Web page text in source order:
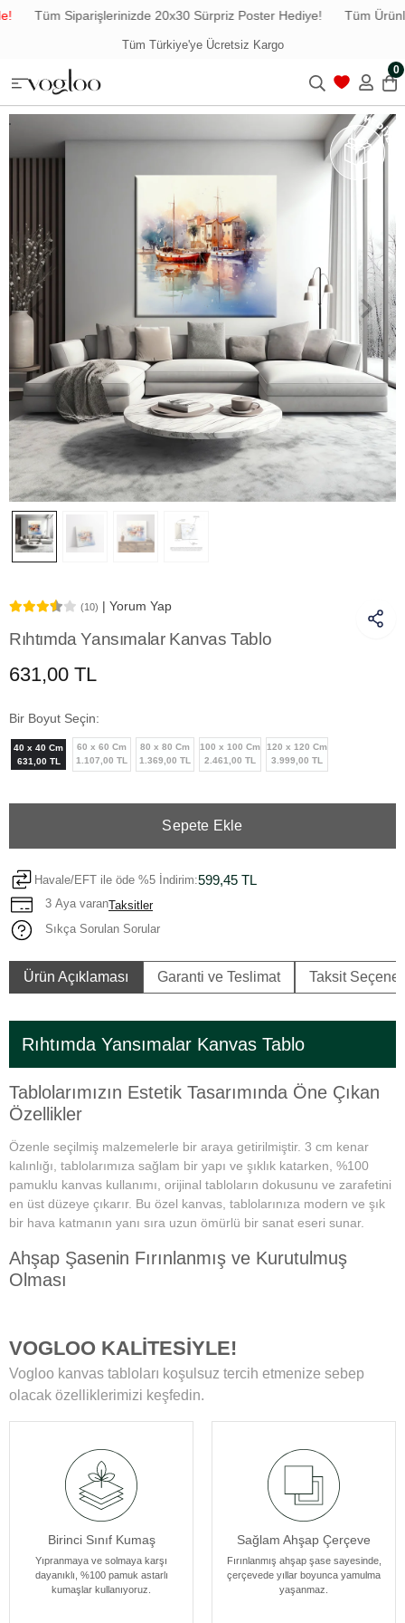
Tüm Siparişlerinizde 20x30 Sürpriz Poster Hediye! Tüm
Tüm Türkiye'ye Ücretsiz Kargo
0
(10) | Yorum Yap
Rıhtımda Yansımalar Kanvas Tablo
631,00 TL
Bir Boyut Seçin:
40 x 40 Cm
631,00 TL
60 x 60 Cm
1.107,00 TL
80 x 80 Cm
1.369,00 TL
100 x 100 Cm
2.461,00 TL
120 x 120 Cm
3.999,00 TL
Sepete Ekle
Havale/EFT ile öde %5 İndirim:599,45 TL
3 Aya varanTaksitler
Sıkça Sorulan Sorular
Ürün Açıklaması Garanti ve Teslimat Taksit
Rıhtımda Yansımalar Kanvas Tablo
Tablolarımızın Estetik Tasarımında Öne Çıkan
Özellikler
Özenle seçilmiş malzemelerle bir araya getirilmiştir. 3 cm kenar
kalınlığı, tablolarımıza sağlam bir yapı ve şıklık katarken, %100
pamuklu kanvas kullanımı, orijinal tabloların dokusunu ve zarafetini
en üst düzeye çıkarır. Bu özel kanvas, tablolarınıza modern ve şık
bir hava katmanın yanı sıra uzun ömürlü bir sanat eseri sunar.
Ahşap Şasenin Fırınlanmış ve Kurutulmuş
Olması
ahşap şase sayesinde uzun yıllar boyunca ilk günkü formunu korur.
Yüksek Çözünürlüklü Baskılarımız
Modern teknolojiye sahip özel makineler kullanılarak üretilir. Bu
baskı sonrası uyguladığımız özel yüzey koruyucu ile tablolar,
canlılıklarını her zaman korur ve duvarlarınızı güzelleştirir.
Kenar Baskısıyla Tablolarımızın Kenar Kısımları
Resmin dokusu ve renklerinin zarif bir şekilde devam ettiği özel bir
tasarıma sahiptir. Bu detay, tablolarımızı ek çerçeve ihtiyacı
olmadan asılabilir kılar, böylece sanat eserleriniz odanızın
atmosferine mükemmel bir şekilde uyum sağlar. Her bir tablomuz,
VOGLOO KALİTESİYLE!
Vogloo kanvas tabloları koşulsuz tercih etmenize sebep
olacak özelliklerimizi keşfedin.
Birinci Sınıf Kumaş
Yıpranmaya ve solmaya karşı
dayanıklı, %100 pamuk astarlı
kumaşlar kullanıyoruz.
Sağlam Ahşap Çerçeve
Fırınlanmış ahşap şase sayesinde,
çerçevede yıllar boyunca yamulma
yaşanmaz.